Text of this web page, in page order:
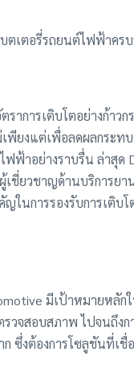
เตอรี่รถยนต์ไฟฟ้าคร
การเติบโตอย่างก้าวก
พียงแต่เพื่อลดผลกระท
าอย่างราบรื่น ล่าสุด
เชี่ยวชาญด้านบริการ
นการรองรับการเติบ
มีเป้าหมายหลัก
จสอบสภาพ ไปจนถึงก
งต้องการโซลูชันที่เชื่